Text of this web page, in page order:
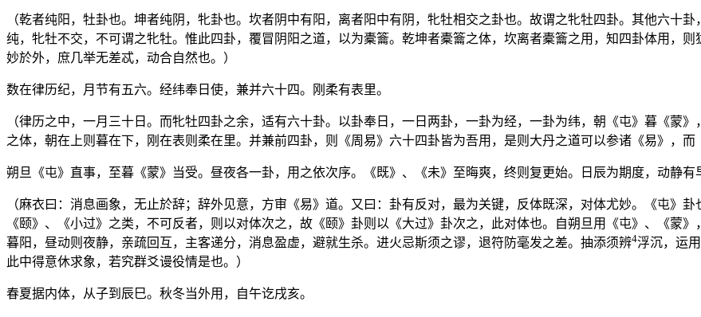
（乾者纯阳，牡卦也。坤者纯阴，牝卦也。坎者阴中有阳，离者阳中有阴，牝牡相交之卦也。故谓之牝牡四卦。其他六十
纯，牝牡不交，不可谓之牝牡。惟此四卦，覆冒阴阳之道，以为橐籥。乾坤者橐籥之体，坎离者橐籥之用，知四卦体用，
妙於外，庶几举无差忒，动合自然也。）
数在律历纪，月节有五六。经纬奉日使，兼并六十四。刚柔有表里。
（律历之中，一月三十日。而牝牡四卦之余，适有六十卦。以卦奉日，一日两卦，一卦为经，一卦为纬，朝《屯》暮《蒙
之体，朝在上则暮在下，刚在表则柔在里。并兼前四卦，则《周易》六十四卦皆为吾用，是则大丹之道可以参诸《易》，而
朔旦《屯》直事，至暮《蒙》当受。昼夜各一卦，用之依次序。《既》、《未》至晦爽，终则复更始。日辰为期度，动静有
（麻衣曰：消息画象，无止於辞；辞外见意，方审《易》道。又曰：卦有反对，最为关键，反体既深，对体尤妙。 《屯》
《颐》、《小过》之类，不可反者，则以对体次之，故 《颐》卦则以 《大过》卦次之，此对体也。自朔旦用《屯》、《蒙
暮阳，昼动则夜静，亲疏回互，主客递分，消息盈虚，避就生杀。进火忌斯须之谬，退符防毫发之差。抽添须辨4浮沉，运
此中得意休求象，若究群爻谩役情是也。）
春夏据内体，从子到辰巳。秋冬当外用，自午讫戌亥。